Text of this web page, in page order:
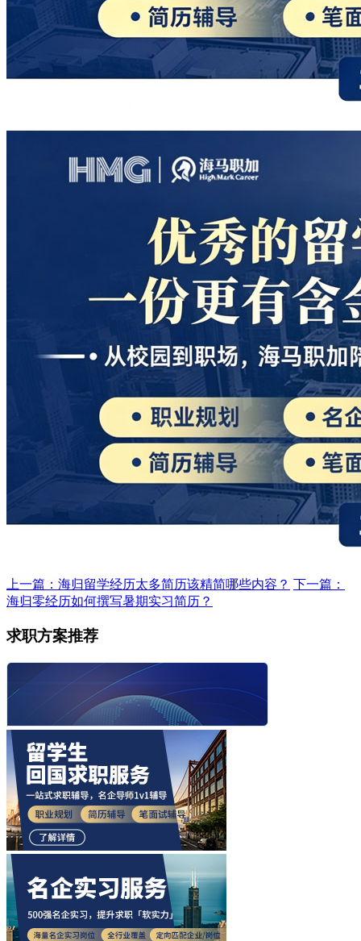
上一篇：海归留学经历太多简历该精简哪些内容？ 下一篇：
海归零经历如何撰写暑期实习简历？
求职方案推荐